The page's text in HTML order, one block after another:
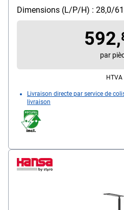
intensité lumineuse : 80
4549 lm, consommation
kWh/1000 heures, classe
(A à G), éclairement :
cm, intensité lumineuse
Particularités : avec pied
Dimensions (L/P/H) : 28,0/
592,
par
HTVA
Livraison directe par service de
livraison